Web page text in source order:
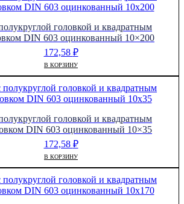
головкой и квадратным
DIN 603 оцинкованный 10×200
172,58 ₽
В КОРЗИНУ
головкой и квадратным
DIN 603 оцинкованный 10×35
172,58 ₽
В КОРЗИНУ